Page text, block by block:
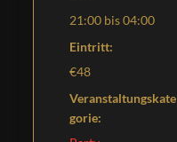
21:00 bis 04:00
Eintritt:
€48
Veranstaltungskate
gorie: